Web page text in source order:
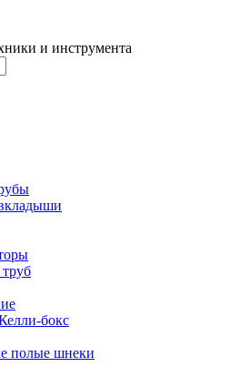
и инструмента
бокс
полые шнеки